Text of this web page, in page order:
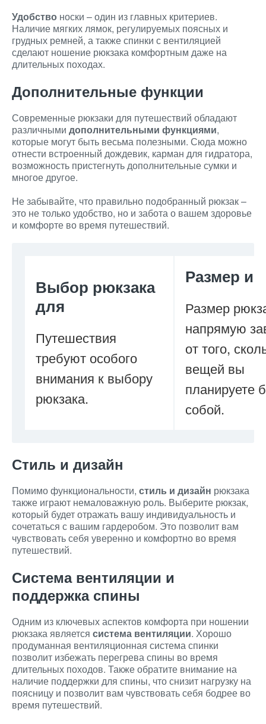
Удобство носки – один из главных критериев.
Наличие мягких лямок, регулируемых поясных и
грудных ремней, а также спинки с вентиляцией
сделают ношение рюкзака комфортным даже на
длительных походах.
Дополнительные функции
Современные рюкзаки для путешествий обладают
различными дополнительными функциями,
которые могут быть весьма полезными. Сюда можно
отнести встроенный дождевик, карман для гидратора,
возможность пристегнуть дополнительные сумки и
многое другое.
Не забывайте, что правильно подобранный рюкзак –
это не только удобство, но и забота о вашем здоровье
и комфорте во время путешествий.
Выбор рюкзака
для
Путешествия
требуют особого
внимания к выбору
рюкзака.
Размер и
Размер
напрямую
от того,
вещей вы
планируете
собой.
Стиль и дизайн
Помимо функциональности, стиль и дизайн рюкзака
также играют немаловажную роль. Выберите рюкзак,
который будет отражать вашу индивидуальность и
сочетаться с вашим гардеробом. Это позволит вам
чувствовать себя уверенно и комфортно во время
путешествий.
Система вентиляции и
поддержка спины
Одним из ключевых аспектов комфорта при ношении
рюкзака является система вентиляции. Хорошо
продуманная вентиляционная система спинки
позволит избежать перегрева спины во время
длительных походов. Также обратите внимание на
наличие поддержки для спины, что снизит нагрузку на
поясницу и позволит вам чувствовать себя бодрее во
время путешествий.